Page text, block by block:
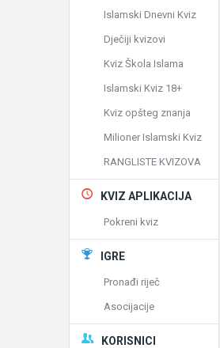
Islamski Dnevni Kviz
Dječiji kvizovi
Kviz Škola Islama
Islamski Kviz 18+
Kviz opšteg znanja
Milioner Islamski Kviz
RANGLISTE KVIZOVA
KVIZ APLIKACIJA
Pokreni kviz
IGRE
Pronađi riječ
Asocijacije
KORISNICI